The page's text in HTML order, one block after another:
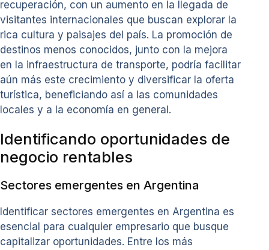
recuperación, con un aumento en la llegada de
visitantes internacionales que buscan explorar la
rica cultura y paisajes del país. La promoción de
destinos menos conocidos, junto con la mejora
en la infraestructura de transporte, podría facilitar
aún más este crecimiento y diversificar la oferta
turística, beneficiando así a las comunidades
locales y a la economía en general.
Identificando oportunidades de
negocio rentables
Sectores emergentes en Argentina
Identificar sectores emergentes en Argentina es
esencial para cualquier empresario que busque
capitalizar oportunidades. Entre los más